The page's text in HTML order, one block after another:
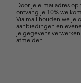
Door je e-mailadres
ontvang je 10%
Via mail houden we je
aanbiedingen en
je gegevens
afmelden.